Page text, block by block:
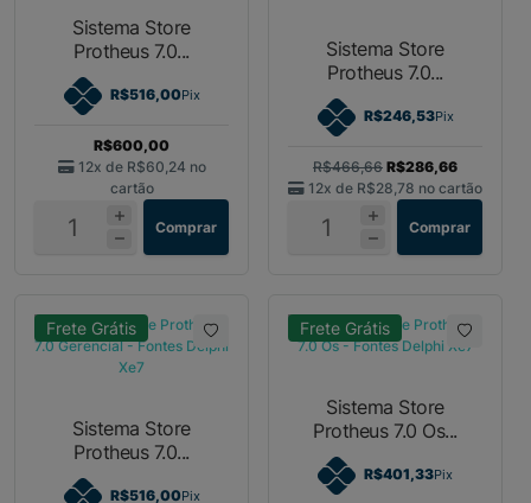
Sistema Store
Protheus 7.0...
R$516,00Pix
R$600,00
12x de R$60,24 no
cartão
Comprar
Sistema Store
Protheus 7.0...
R$246,53Pix
R$466,66 R$286,66
12x de R$28,78 no cartão
Comprar
Frete Grátis
Sistema Store
Protheus 7.0...
R$516,00Pix
Frete Grátis
Sistema Store
Protheus 7.0 Os...
R$401,33Pix